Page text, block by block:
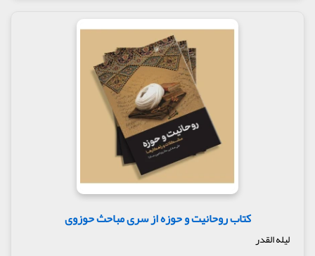
کتاب روحانیت و حوزه از سری مباحث حوزوی
لیله القدر